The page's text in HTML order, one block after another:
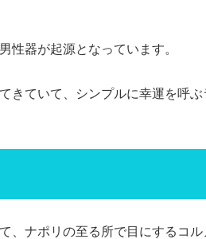
性器が起源となっています。
きていて、シンプルに幸運を呼
、ナポリの至る所で目にするコ